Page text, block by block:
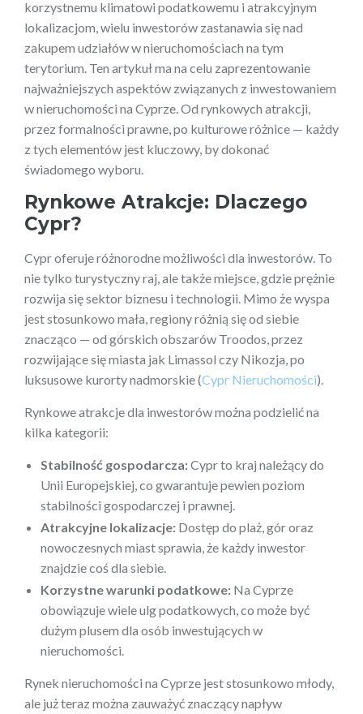
korzystnemu klimatowi podatkowemu i atrakcyjnym
lokalizacjom, wielu inwestorów zastanawia się nad
zakupem udziałów w nieruchomościach na tym
terytorium. Ten artykuł ma na celu zaprezentowanie
najważniejszych aspektów związanych z inwestowaniem
w nieruchomości na Cyprze. Od rynkowych atrakcji,
przez formalności prawne, po kulturowe różnice — każdy
z tych elementów jest kluczowy, by dokonać
świadomego wyboru.
Rynkowe Atrakcje: Dlaczego
Cypr?
Cypr oferuje różnorodne możliwości dla inwestorów. To
nie tylko turystyczny raj, ale także miejsce, gdzie prężnie
rozwija się sektor biznesu i technologii. Mimo że wyspa
jest stosunkowo mała, regiony różnią się od siebie
znacząco — od górskich obszarów Troodos, przez
rozwijające się miasta jak Limassol czy Nikozja, po
luksusowe kurorty nadmorskie (Cypr Nieruchomości).
Rynkowe atrakcje dla inwestorów można podzielić na
kilka kategorii:
Stabilność gospodarcza:Cypr to kraj należący do
Unii Europejskiej, co gwarantuje pewien poziom
stabilności gospodarczej i prawnej.
Atrakcyjne lokalizacje: Dostęp do plaż, gór oraz
nowoczesnych miast sprawia, że każdy inwestor
znajdzie coś dla siebie.
Korzystne warunki podatkowe: Na Cyprze
obowiązuje wiele ulg podatkowych, co może być
dużym plusem dla osób inwestujących w
nieruchomości.
Rynek nieruchomości na Cyprze jest stosunkowo młody,
ale już teraz można zauważyć znaczący napływ